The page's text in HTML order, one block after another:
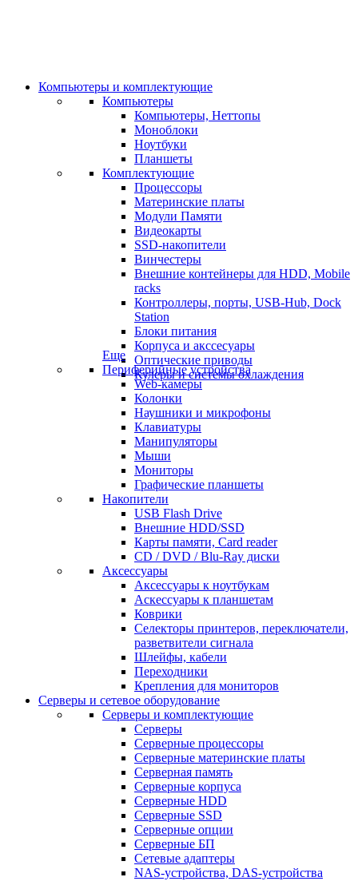
Компьютеры и комплектующие
Компьютеры
Компьютеры, Неттопы
Моноблоки
Ноутбуки
Планшеты
Комплектующие
Процессоры
Материнские платы
Модули Памяти
Видеокарты
SSD-накопители
Винчестеры
Внешние контейнеры для HDD, Mobile
racks
Контроллеры, порты, USB-Hub, Dock
Station
Блоки питания
Корпуса и акссесуары
Оптические приводы
Кулеры и системы охлаждения
Еще
Периферийные устройства
Web-камеры
Колонки
Наушники и микрофоны
Клавиатуры
Манипуляторы
Мыши
Мониторы
Графические планшеты
Накопители
USB Flash Drive
Внешние HDD/SSD
Карты памяти, Card reader
CD / DVD / Blu-Ray диски
Аксессуары
Аксессуары к ноутбукам
Аскессуары к планшетам
Коврики
Селекторы принтеров, переключатели,
разветвители сигнала
Шлейфы, кабели
Переходники
Крепления для мониторов
Серверы и сетевое оборудование
Серверы и комплектующие
Серверы
Серверные процессоры
Серверные материнские платы
Серверная память
Серверные корпуса
Серверные HDD
Серверные SSD
Серверные опции
Серверные БП
Сетевые адаптеры
NAS-устройства, DAS-устройства